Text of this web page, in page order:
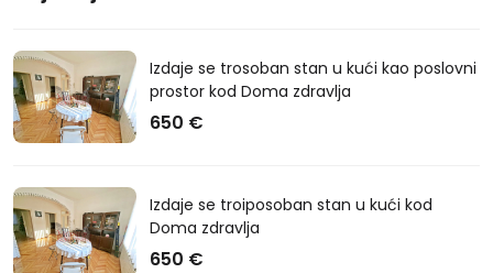
Izdaje se trosoban stan u kući kao poslovni
prostor kod Doma zdravlja
650 €
Izdaje se troiposoban stan u kući kod
Doma zdravlja
650 €